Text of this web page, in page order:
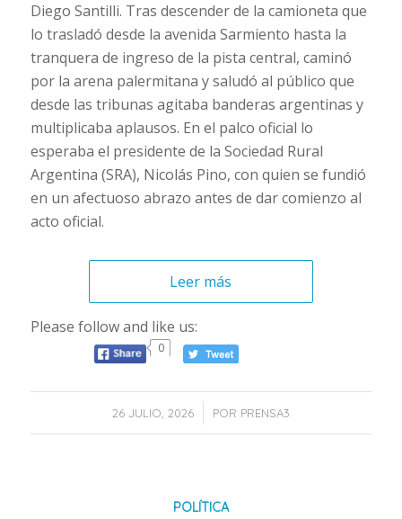
Diego Santilli. Tras descender de la camioneta que
lo trasladó desde la avenida Sarmiento hasta la
tranquera de ingreso de la pista central, caminó
por la arena palermitana y saludó al público que
desde las tribunas agitaba banderas argentinas y
multiplicaba aplausos. En el palco oficial lo
esperaba el presidente de la Sociedad Rural
Argentina (SRA), Nicolás Pino, con quien se fundió
en un afectuoso abrazo antes de dar comienzo al
acto oficial.
Leer más
Please follow and like us:
0
26 JULIO, 2026
/ POR PRENSA3
POLÍTICA